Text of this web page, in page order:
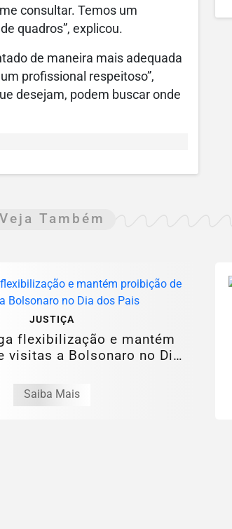
consultar. Temos um
quadros”, explicou.
de maneira mais adequada
profissional respeitoso”,
desejam, podem buscar onde
Veja Também
JUSTIÇA
flexibilização e mantém
visitas a Bolsonaro no Dia
Saiba Mais